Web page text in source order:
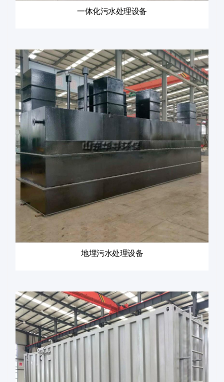
一体化污水处理设备
地埋污水处理设备